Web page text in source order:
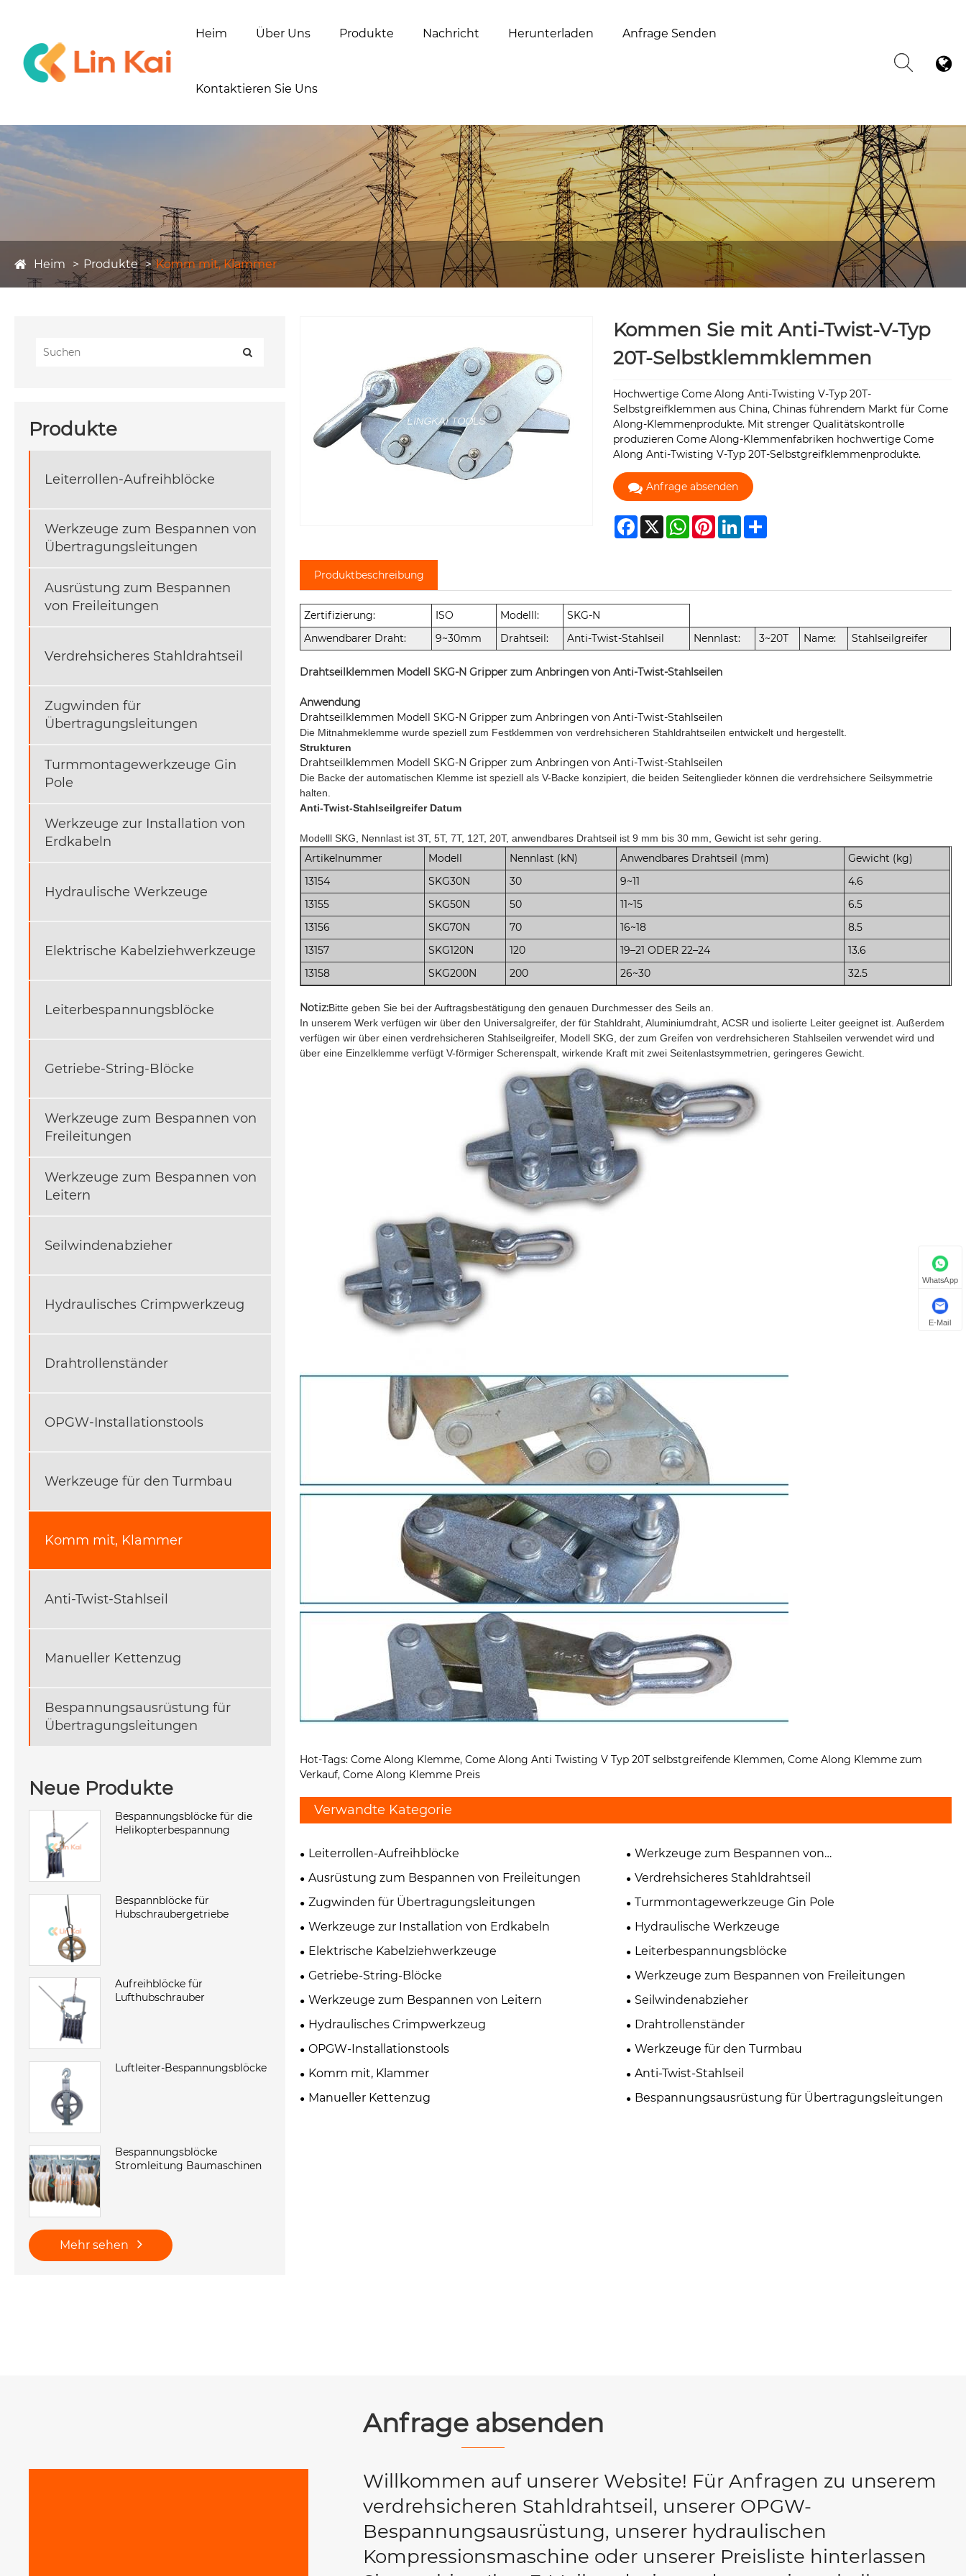
Heim Über Uns Produkte Nachricht Herunterladen Anfrage Senden
Kontaktieren Sie Uns
Heim Produkte Komm mit, Klammer
Produkte
Leiterrollen-Aufreihblöcke
Werkzeuge zum Bespannen von
Übertragungsleitungen
Ausrüstung zum Bespannen
von Freileitungen
Verdrehsicheres Stahldrahtseil
Zugwinden für
Übertragungsleitungen
Turmmontagewerkzeuge Gin
Pole
Werkzeuge zur Installation von
Erdkabeln
Hydraulische Werkzeuge
Elektrische Kabelziehwerkzeuge
Leiterbespannungsblöcke
Getriebe-String-Blöcke
Werkzeuge zum Bespannen von
Freileitungen
Werkzeuge zum Bespannen von
Leitern
Seilwindenabzieher
Hydraulisches Crimpwerkzeug
Drahtrollenständer
OPGW-Installationstools
Werkzeuge für den Turmbau
Komm mit, Klammer
Anti-Twist-Stahlseil
Manueller Kettenzug
Bespannungsausrüstung für
Übertragungsleitungen
Neue Produkte
Bespannungsblöcke für die
Helikopterbespannung
Bespannblöcke für
Hubschraubergetriebe
Aufreihblöcke für
Lufthubschrauber
Luftleiter-Bespannungsblöcke
Bespannungsblöcke
Stromleitung Baumaschinen
Mehr sehen
Kommen Sie mit Anti-Twist-V-Typ
20T-Selbstklemmklemmen
Hochwertige Come Along Anti-Twisting V-Typ 20T-
Selbstgreifklemmen aus China, Chinas führendem Markt für Come
Along-Klemmenprodukte. Mit strenger Qualitätskontrolle
produzieren Come Along-Klemmenfabriken hochwertige Come
Along Anti-Twisting V-Typ 20T-Selbstgreifklemmenprodukte.
Anfrage absenden
Facebook
X WhatsApp
PinterestLinkedInShare
Produktbeschreibung
Zertifizierung: ISO Modelll:
SKG-N
Anwendbarer Draht:
9~30mm Drahtseil: Anti-Twist-Stahlseil Nennlast: 3~20T Name: Stahlseilgreifer
Drahtseilklemmen Modell SKG-N Gripper zum Anbringen von Anti-Twist-Stahlseilen
Anwendung
Drahtseilklemmen Modell SKG-N Gripper zum Anbringen von Anti-Twist-Stahlseilen
Die Mitnahmeklemme wurde speziell zum Festklemmen von verdrehsicheren Stahldrahtseilen entwickelt und hergestellt.
Strukturen
Drahtseilklemmen Modell SKG-N Gripper zum Anbringen von Anti-Twist-Stahlseilen
Die Backe der automatischen Klemme ist speziell als V-Backe konzipiert, die beiden Seitenglieder können die verdrehsichere Seilsymmetrie
halten.
Anti-Twist-Stahlseilgreifer Datum
Modelll SKG, Nennlast ist 3T, 5T, 7T, 12T, 20T, anwendbares Drahtseil ist 9 mm bis 30 mm, Gewicht ist sehr gering.
Artikelnummer Modell Nennlast (kN) Anwendbares Drahtseil (mm)
Gewicht (kg)
13154
SKG30N 30 9~11
4.6
13155
SKG50N 50 11~15
6.5
13156
SKG70N 70 16~18
8.5
13157
SKG120N 120 19–21 ODER 22–24
13.6
13158
SKG200N 200 26~30 32.5
Notiz:Bitte geben Sie bei der Auftragsbestätigung den genauen Durchmesser des Seils an.
In unserem Werk verfügen wir über den Universalgreifer, der für Stahldraht, Aluminiumdraht, ACSR und isolierte Leiter geeignet ist. Außerdem
verfügen wir über einen verdrehsicheren Stahlseilgreifer, Modell SKG, der zum Greifen von verdrehsicheren Stahlseilen verwendet wird und
über eine Einzelklemme verfügt V-förmiger Scherenspalt, wirkende Kraft mit zwei Seitenlastsymmetrien, geringeres Gewicht.
Hot-Tags: Come Along Klemme, Come Along Anti Twisting V Typ 20T selbstgreifende Klemmen, Come Along Klemme zum
Verkauf, Come Along Klemme Preis
Verwandte Kategorie
Leiterrollen-Aufreihblöcke
Werkzeuge zum Bespannen von
Übertragungsleitungen
Ausrüstung zum Bespannen von Freileitungen
Verdrehsicheres Stahldrahtseil
Zugwinden für Übertragungsleitungen
Turmmontagewerkzeuge Gin Pole
Werkzeuge zur Installation von Erdkabeln
Hydraulische Werkzeuge
Elektrische Kabelziehwerkzeuge
Leiterbespannungsblöcke
Getriebe-String-Blöcke
Werkzeuge zum Bespannen von Freileitungen
Werkzeuge zum Bespannen von Leitern
Seilwindenabzieher
Hydraulisches Crimpwerkzeug
Drahtrollenständer
OPGW-Installationstools
Werkzeuge für den Turmbau
Komm mit, Klammer
Anti-Twist-Stahlseil
Manueller Kettenzug
Bespannungsausrüstung für Übertragungsleitungen
Anfrage absenden
Willkommen auf unserer Website! Für Anfragen zu unserem
verdrehsicheren Stahldrahtseil, unserer OPGW-
Bespannungsausrüstung, unserer hydraulischen
Kompressionsmaschine oder unserer Preisliste hinterlassen
WhatsApp
E-Mail